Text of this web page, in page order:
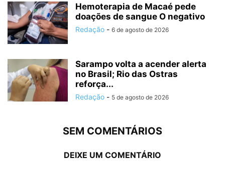
Hemoterapia de Macaé pede
doações de sangue O negativo
Redação - 6 de agosto de 2026
Sarampo volta a acender alerta
no Brasil; Rio das Ostras
reforça...
Redação - 5 de agosto de 2026
SEM COMENTÁRIOS
DEIXE UM COMENTÁRIO